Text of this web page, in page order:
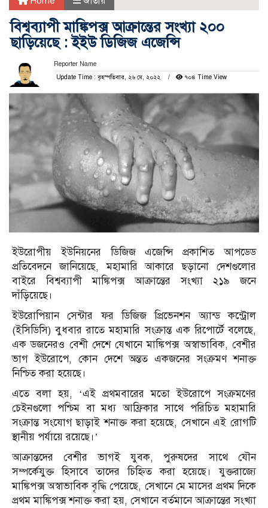
বিশ্বব্যাপী মাঙ্কিপক্স আক্রান্তের সংখ্যা ২০০
ছাড়িয়েছে : ইইউ ডিজিজ এজেন্সি
Reporter Name
Update Time : বৃহস্পতিবার, ২৬ মে, ২০২২
৭০৪ Time View
ইউরোপীয় ইউনিয়নের ডিজিজ এজেন্সি প্রকাশিত আপডেড
প্রতিবেদনে জানিয়েছে, মহামারি আকারে ছড়ানো দেশগুলোর
বাইরে বিশ্বব্যাপী মাঙ্কিপক্স আক্রান্তের সংখ্যা ২১৯ জনে
দাঁড়িয়েছে।
ইউরোপিয়ান সেন্টার ফর ডিজিজ প্রিভেনশন অ্যান্ড কন্ট্রোল
(ইসিডিসি) বুধবার রাতে মহামারি সংক্রান্ত এক রিপোর্টে বলেছে,
এক ডজনেরও বেশী দেশে যেখানে মাঙ্কিপক্স অস্বাভাবিক, বেশীর
ভাগ ইউরোপে, কোন দেশে অন্তত একজনের সংক্রমণ শনাক্ত
নিশ্চিত করা হয়েছে।
এতে বলা হয়, ‘এই প্রথমবারের মতো ইউরোপে সংক্রমণের
চেইনগুলো পশ্চিম বা মধ্য আফ্রিকার সাথে পরিচিত মহামারি
সংক্রান্ত সংযোগ ছাড়াই শনাক্ত করা হয়েছে, সেখানে এই রোগটি
স্থানীয় পর্যায়ে রয়েছে।’
আক্রান্তদের বেশীর ভাগই যুবক, পুরুষদের সাথে যৌন
সম্পর্কেযুক্ত হিসাবে তাদের চিহ্নিত করা হয়েছে। যুক্তরাজ্যে
মাঙ্কিপক্স অস্বাভাবিক বৃদ্ধি পেয়েছে, সেখানে মে মাসের প্রথম দিকে
প্রথম মাঙ্কিপক্স শনাক্ত করা হয়, সেখানে বর্তমানে আক্রান্তের সংখ্যা